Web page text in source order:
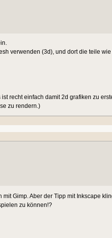
verwenden (3d), und dort die teile
recht einfach damit 2d grafiken zu
zu rendern.)
Gimp. Aber der Tipp mit Inkscape
zu können!?